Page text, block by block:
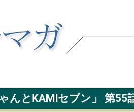
んとKAMIセブン」 第55